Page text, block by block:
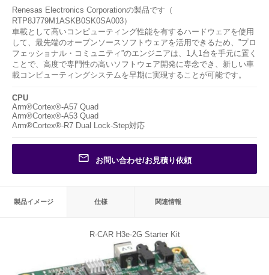
Renesas Electronics Corporationの製品です（
RTP8J779M1ASKB0SK0SA003）
車載として高いコンピューティング性能を有するハードウェアを使用
して、最先端のオープンソースソフトウェアを活用できるため、”プロ
フェッショナル・コミュニティ”のエンジニアは、1人1台を手元に置く
ことで、高度で専門性の高いソフトウェア開発に専念でき、新しい車
載コンピューティングシステムを早期に実現することが可能です。
CPU
Arm®Cortex®-A57 Quad
Arm®Cortex®-A53 Quad
Arm®Cortex®-R7 Dual Lock-Step対応
お問い合わせ/お見積り依頼
製品イメージ 仕様 関連情報
R-CAR H3e-2G Starter Kit